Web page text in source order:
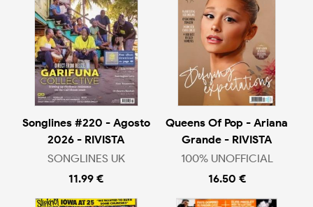
Songlines #220 - Agosto
2026 - RIVISTA
SONGLINES UK
11.99 €
Queens Of Pop - Ariana
Grande - RIVISTA
100% UNOFFICIAL
16.50 €